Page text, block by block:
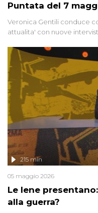
Puntata del 7
Veronica Gentili conduce
attualita' con nuove
Le Iene
alla guerra?
215 min
05 maggio 2026